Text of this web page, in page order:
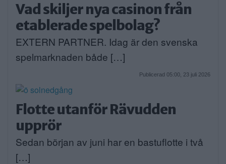
Vad skiljer nya casinon från
etablerade spelbolag?
EXTERN PARTNER. Idag är den svenska
spelmarknaden både […]
Publicerad 05:00, 23 juli 2026
Flotte utanför Rävudden
upprör
Sedan början av juni har en bastuflotte i två
[…]